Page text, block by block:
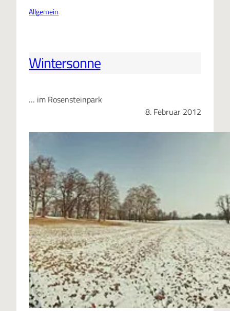
Allgemein
Wintersonne
… im Rosensteinpark
8. Februar 2012